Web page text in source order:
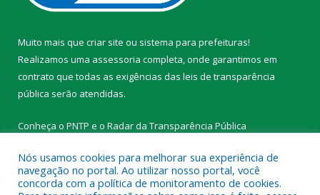
Muito mais que criar site ou sistema para prefeituras!
Realizamos uma assessoria completa, onde garantimos em
contrato que todas as exigências das leis de transparência
pública serão atendidas.
Conheça o PNTP e o Radar da Transparência Pública
Nós usamos cookies para melhorar sua experiência de
navegação no portal. Ao utilizar nosso portal, você
concorda com a política de monitoramento de cookies.